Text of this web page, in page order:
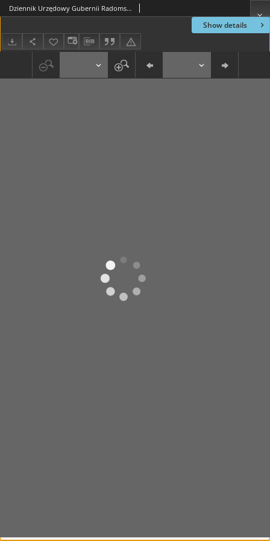
Show details
Dziennik Urzędowy Gubernii Radomskiej, 1854, nr 31